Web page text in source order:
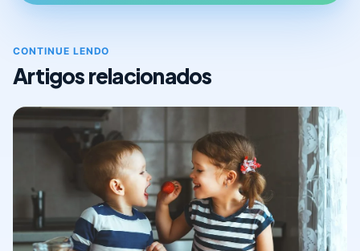
CONTINUE LENDO
Artigos relacionados